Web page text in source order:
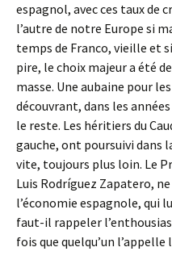
espagnol, avec ces taux de
l’autre de notre Europe si
temps de Franco, vieille et
pire, le choix majeur a été
masse. Une aubaine pour
découvrant, dans les
le reste. Les héritiers du
gauche, ont poursuivi dans
vite, toujours plus loin. Le
Luis Rodríguez Zapatero,
l’économie espagnole, qui
faut-il rappeler
fois que quelqu’un l’appelle